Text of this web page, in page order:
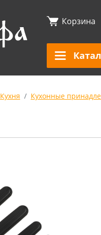
Корзина
Кухня Кухонные